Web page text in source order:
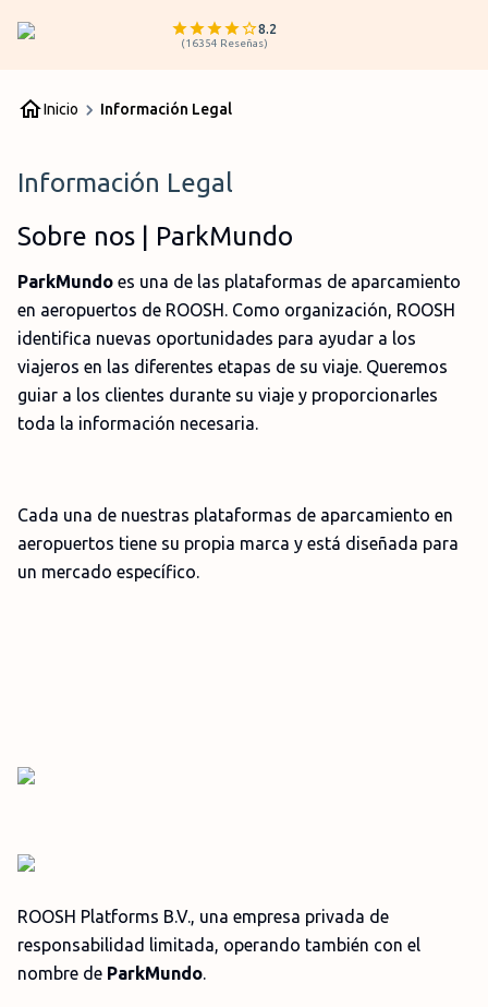
8.2
(16354 Reseñas)
Inicio Información Legal
Información Legal
Sobre nos | ParkMundo
ParkMundo es una de las plataformas de aparcamiento
en aeropuertos de ROOSH. Como organización, ROOSH
identifica nuevas oportunidades para ayudar a los
viajeros en las diferentes etapas de su viaje. Queremos
guiar a los clientes durante su viaje y proporcionarles
toda la información necesaria.
Cada una de nuestras plataformas de aparcamiento en
aeropuertos tiene su propia marca y está diseñada para
un mercado específico.
ROOSH Platforms B.V., una empresa privada de
responsabilidad limitada, operando también con el
nombre de ParkMundo.